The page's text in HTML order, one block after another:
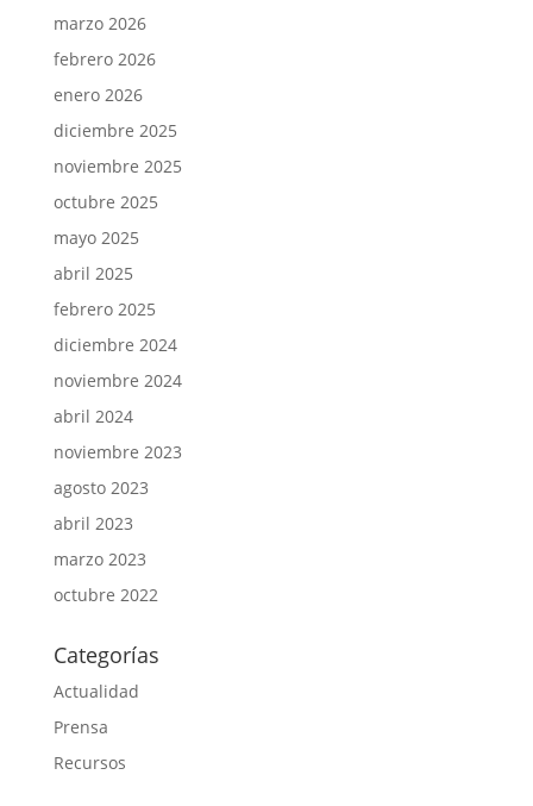
marzo 2026
febrero 2026
enero 2026
diciembre 2025
noviembre 2025
octubre 2025
mayo 2025
abril 2025
febrero 2025
diciembre 2024
noviembre 2024
abril 2024
noviembre 2023
agosto 2023
abril 2023
marzo 2023
octubre 2022
Categorías
Actualidad
Prensa
Recursos